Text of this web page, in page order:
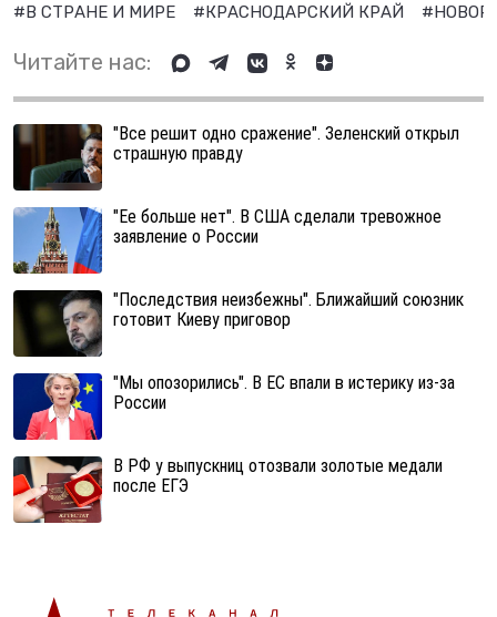
#В СТРАНЕ И МИРЕ #КРАСНОДАРСКИЙ КРАЙ
Читайте нас:
"Все решит одно сражение". Зеленский открыл
страшную правду
"Ее больше нет". В США сделали тревожное
заявление о России
"Последствия неизбежны". Ближайший союзник
готовит Киеву приговор
"Мы опозорились". В ЕС впали в истерику из-за
России
В РФ у выпускниц отозвали золотые медали
после ЕГЭ